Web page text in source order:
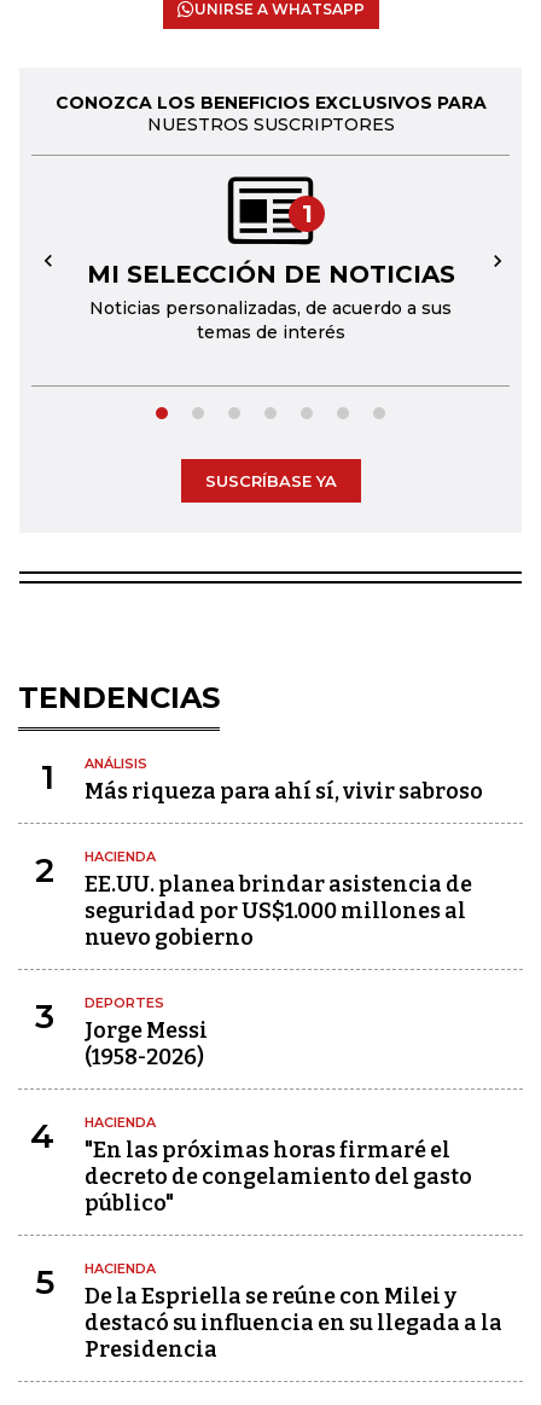
UNIRSE A WHATSAPP
CONOZCA LOS BENEFICIOS EXCLUSIVOS PARA
NUESTROS SUSCRIPTORES
1
MI SELECCIÓN DE NOTICIAS
Noticias personalizadas, de acuerdo a sus
temas de interés
← →
SUSCRÍBASE YA
TENDENCIAS
1 ANÁLISIS
Más riqueza para ahí sí, vivir sabroso
2 HACIENDA
EE.UU. planea brindar asistencia de
seguridad por US$1.000 millones al
nuevo gobierno
3 DEPORTES
Jorge Messi
(1958-2026)
4 HACIENDA
"En las próximas horas firmaré el
decreto de congelamiento del gasto
público"
5 HACIENDA
De la Espriella se reúne con Milei y
destacó su influencia en su llegada a la
Presidencia